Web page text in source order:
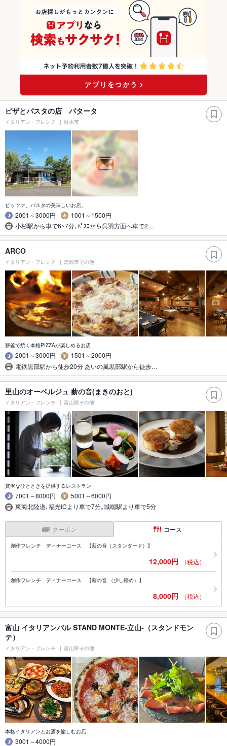
ピザとパスタの店 パタータ
イタリアン・フレンチ 射水市
ピッツァ、パスタの美味しいお店。
2001～3000円
1001～1500円
小杉駅から車で6~7分､ﾊﾟｽｺから呉羽方面へ車で2…
ARCO
イタリアン・フレンチ 黒部市その他
薪釜で焼く本格PIZZAが楽しめるお店
2001～3000円
1501～2000円
電鉄黒部駅から徒歩20分 あいの風黒部駅から徒歩…
里山のオーベルジュ 薪の音(まきのおと)
イタリアン・フレンチ 富山県その他
贅沢なひとときを提供するレストラン
7001～8000円
5001～6000円
東海北陸道､福光ICより車で7分｡城端駅より車で5分
クーポン コース
創作フレンチ ディナーコース 【薪の音（スタンダード）】
12,000円 （税込）
創作フレンチ ディナーコース 【薪の音 （少し軽め）】
8,000円 （税込）
富山 イタリアンバル STAND MONTE-立山-（スタンドモン
テ）
イタリアン・フレンチ 富山県その他
本格イタリアンとお酒を愉しむお店
3001～4000円